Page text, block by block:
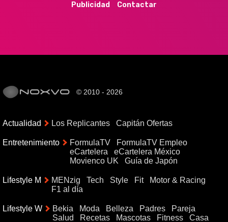
Publicidad
Contactar
© 2010 - 2026
Actualidad Los Replicantes Capitán Ofertas
Entretenimiento FormulaTV
FormulaTV Empleo
eCartelera
eCartelera México
Movienco UK
Guía de Japón
Lifestyle M MENzig Tech Style Fit
Motor & Racing
F1 al día
Lifestyle W Bekia Moda Belleza Padres
Pareja
Salud
Recetas Mascotas Fitness Casa